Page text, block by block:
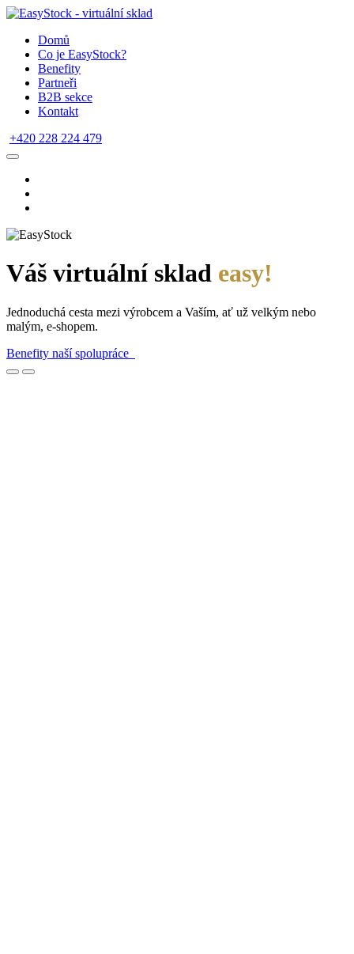
Domů
Co je EasyStock?
Benefity
Partneři
B2B sekce
Kontakt
+420 228 224 479
Váš virtuální sklad easy!
Jednoduchá cesta mezi výrobcem a Vaším, ať už velkým nebo
malým, e-shopem.
Benefity naší spolupráce